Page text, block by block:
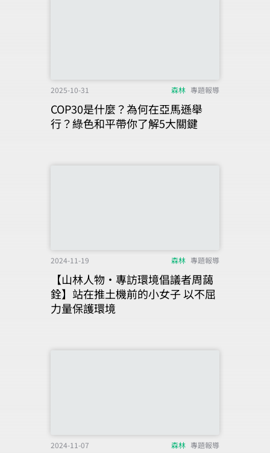
2025-10-31 森林 專題報導
COP30是什麼？為何在亞馬遜舉
行？綠色和平帶你了解5大關鍵
2024-11-19 森林 專題報導
【山林人物‧專訪環境倡議者周藹
銓】站在推土機前的小女子 以不屈
力量保護環境
2024-11-07 森林 專題報導